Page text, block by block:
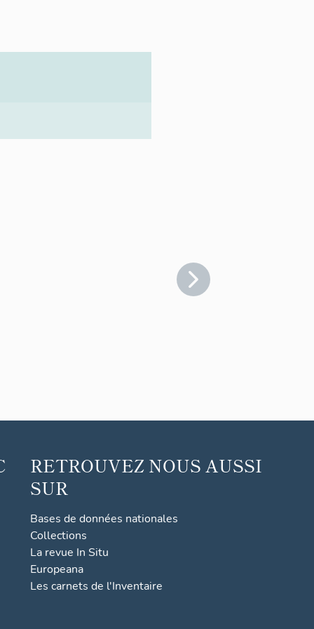
RETROUVEZ NOUS AUSSI
SUR
Bases de données nationales
Collections
La revue In Situ
Europeana
Les carnets de l'Inventaire